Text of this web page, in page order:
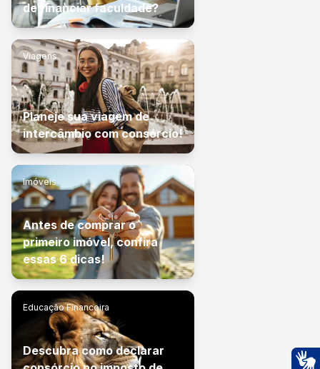
de financiar faculdade?
Viagens
Planeje sua viagem de
intercâmbio com consórcio!
Imóveis
Antes de comprar o
primeiro imóvel, confira
essas 6 dicas!
Educação Financeira
Descubra como declarar